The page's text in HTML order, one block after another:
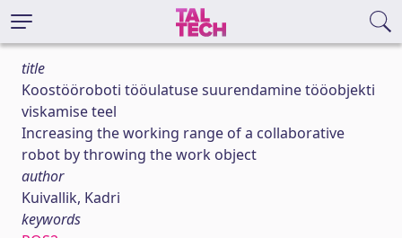
title
Koostööroboti tööulatuse suurendamine tööobjekti
viskamise teel
Increasing the working range of a collaborative
robot by throwing the work object
author
Kuivallik, Kadri
keywords